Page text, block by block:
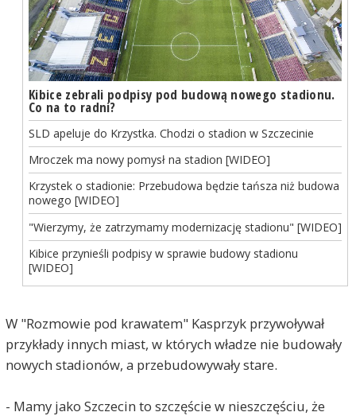
Kibice zebrali podpisy pod budową nowego stadionu.
Co na to radni?
SLD apeluje do Krzystka. Chodzi o stadion w Szczecinie
Mroczek ma nowy pomysł na stadion [WIDEO]
Krzystek o stadionie: Przebudowa będzie tańsza niż budowa
nowego [WIDEO]
"Wierzymy, że zatrzymamy modernizację stadionu" [WIDEO]
Kibice przynieśli podpisy w sprawie budowy stadionu
[WIDEO]
W "Rozmowie pod krawatem" Kasprzyk przywoływał
przykłady innych miast, w których władze nie budowały
nowych stadionów, a przebudowywały stare.
- Mamy jako Szczecin to szczęście w nieszczęściu, że